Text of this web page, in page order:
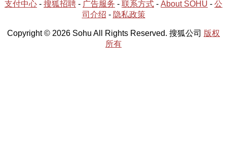
支付中心 - 搜狐招聘 - 广告服务 - 联系方式 - About SOHU - 公
司介绍 - 隐私政策
Copyright © 2026 Sohu All Rights Reserved. 搜狐公司 版权
所有